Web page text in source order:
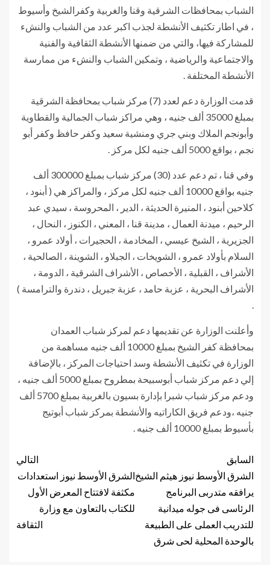
الشباب بمحافظات الشرقية وقنا والغربية وكفرالشيخ وأسيوط
، في اطار تكثيف الأنشطة لجذب اكبر عدد من الشباب والنشء
للمشاركة فيها، والتي من ضمنها الأنشطة الثقافية والفنية
والاجتماعية والرياضية ، وتمكين الشباب والنشء من ممارسة
الأنشطة المختلفة .
قدمت الوزارة دعم لعدد (7) مركز شباب بمحافظة الشرقية
بمبلغ 35000 ألف جنيه ، وهي مراكز شباب الجمالية والقطاوية
وأبونجم الملاك وبني جري ومنشية سعيد وكفر حافظ وكفر أبو
نجم ، بواقع 5000 ألف جنيه لكل مركز .
وفي قنا ، تم دعم عدد (30) مركز شباب بمبلغ 300000 ألف
جنيه بواقع 10000 ألف جنيه لكل مركز ، والمراكز هي ( أبنود ،
كلاحين أبنود ، المنيرة الحديثة ، الدير ، المحروسة ، سيدي عبد
الرحيم ، ميدنة العمال ، مدينة قنا ، المعني ، الكنوز ، النحال ،
الجزيرية ، الشيخ عيسي ، المخادمة ، الحجيرات ، أولاد عمرو ،
السلام بأولاد عمرو ، الشويخات ، الجبلاو ، الشوينة ، الصالحية ،
الأشراف ، القبلية ، الأخصاص ، الأشراف الشرقية ، الدومة ،
الأشراف البحرية ، عزبة حامد ، عزبة جبريل ، دندرة والترامسة )
.
وأعلنت الوزارة عن تقديمها دعم لمركز شباب العمدان
بمحافظة كفر الشيخ بمبلغ 10000 ألف جنيه مساهمة من
الوزارة في تكثيف الأنشطة وسد احتياجات المركز ، بالإضافة
إلي دعم مركز شباب أبوسبيحة بمطروح بمبلغ 5000 ألف جنيه ،
ودعم مركز شباب شبرا بإدارة بسيون بالغربية بمبلغ 5700 ألف
جنيه ،ودعم فريق الكاراتيه والأنشطة بمركز شباب أبوتيج
بأسيوط بمبلغ 10000 ألف جنيه .
السابق
الشرق الأوسط نيوز هيثم الشيخ
يرافقه متدربى البرنامج
الرئاسى فى جوله ميدانية
للتدريب العملى على الطبيعة
بالوحدة المحلية لحى شرق
التالي
الشرق الأوسط نيوز استعدادات
مكثفة لافتتاح المعرض الأول
للكتاب بالتعاون مع وزارة
الثقافة